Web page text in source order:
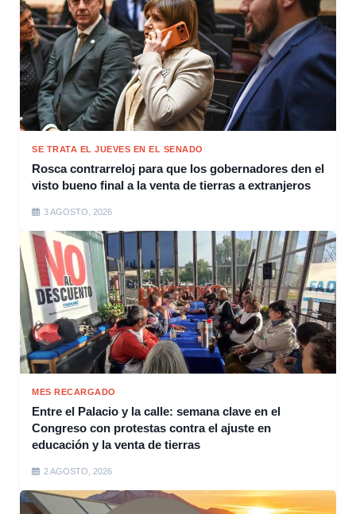
SE TRATA EL JUEVES EN EL SENADO
Rosca contrarreloj para que los gobernadores den el
visto bueno final a la venta de tierras a extranjeros
3 AGOSTO, 2026
MES RECARGADO
Entre el Palacio y la calle: semana clave en el
Congreso con protestas contra el ajuste en
educación y la venta de tierras
2 AGOSTO, 2026